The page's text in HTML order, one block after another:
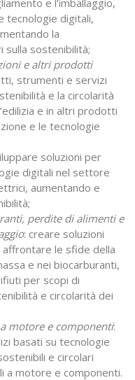
tecnologie digitali,
la
sulla sostenibilità;
e altri prodotti
strumenti e servizi
e la circolarità
e in altri prodotti
e le tecnologie
soluzioni per
digitali nel settore
aumentando e
perdite di alimenti e
: creare soluzioni
le sfide della
e nei biocarburanti,
per scopi di
e circolarità dei
motore e componenti:
basati su tecnologie
e circolari
a motore e componenti.